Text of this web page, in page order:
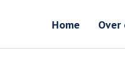
Home Over